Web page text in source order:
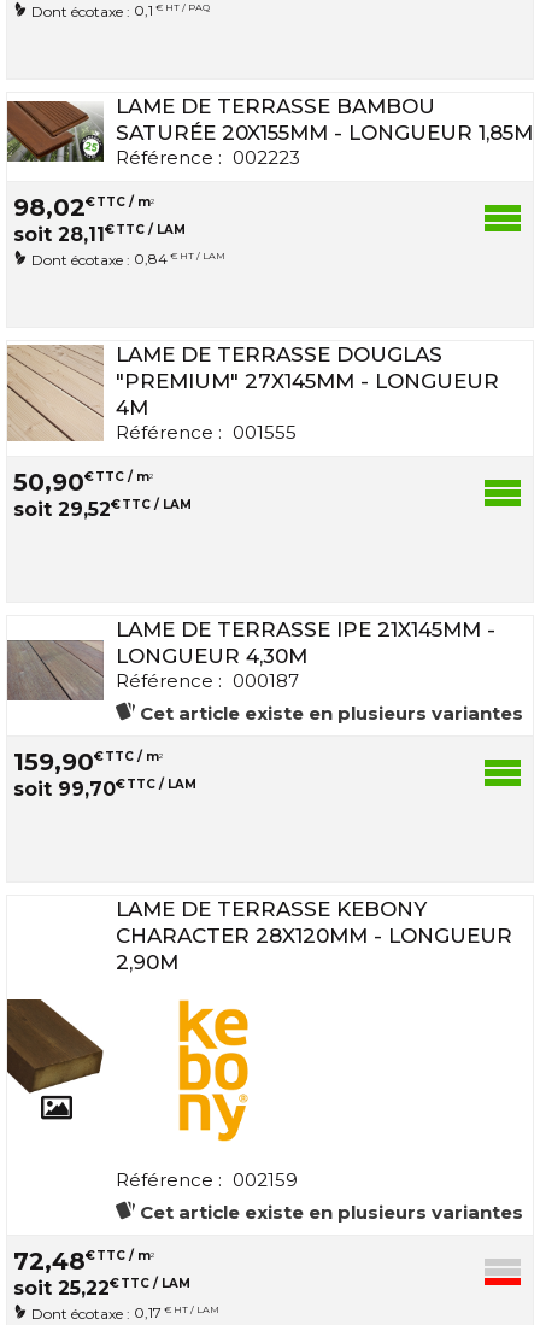
Dont écotaxe : 0,1 € HT / PAQ
LAME DE TERRASSE BAMBOU
SATURÉE 20X155MM - LONGUEUR 1,85M
Référence : 002223
98,02€TTC / m2
soit 28,11€TTC / LAM
Dont écotaxe : 0,84 € HT / LAM
LAME DE TERRASSE DOUGLAS
"PREMIUM" 27X145MM - LONGUEUR
4M
Référence : 001555
50,90€TTC / m2
soit 29,52€TTC / LAM
LAME DE TERRASSE IPE 21X145MM -
LONGUEUR 4,30M
Référence : 000187
Cet article existe en plusieurs variantes
159,90€TTC / m2
soit 99,70€TTC / LAM
LAME DE TERRASSE KEBONY
CHARACTER 28X120MM - LONGUEUR
2,90M
Référence : 002159
Cet article existe en plusieurs variantes
72,48€TTC / m2
soit 25,22€TTC / LAM
Dont écotaxe : 0,17 € HT / LAM